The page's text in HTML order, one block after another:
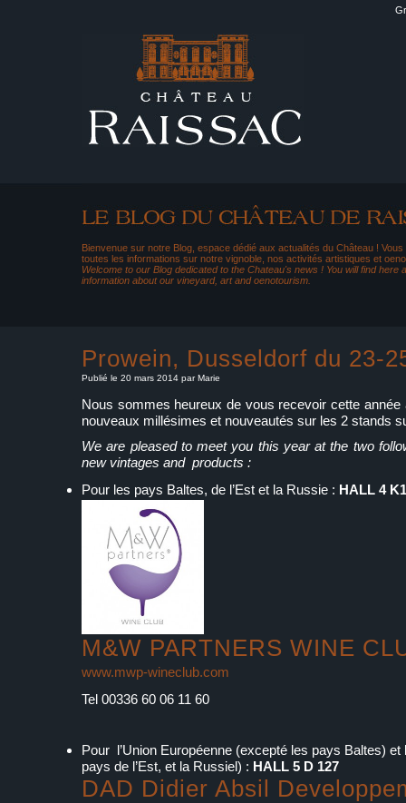
Bienvenue sur notre Blog, espace dédié aux actualités du Château !
toutes les informations sur notre vignoble, nos activités artistiques et
Welcome to our Blog dedicated to the Chateau's news ! You will find here
information about our vineyard, art and oenotourism.
Prowein, Dusseldorf du 23-
Publié le 20 mars 2014 par Marie
Nous sommes heureux de vous recevoir cette
nouveaux millésimes et nouveautés sur les 2 stands
We are pleased to meet you this year at the two
new vintages and products :
Pour les pays Baltes, de l’Est et la Russie : HALL 4
M&W PARTNERS WINE
www.mwp-wineclub.com
Tel 00336 60 06 11 60
Pour l’Union Européenne (excepté les pays Baltes)
pays de l’Est, et la Russiel) : HALL 5 D 127
DAD Didier Absil